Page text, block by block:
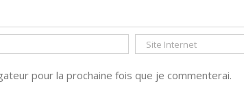
pour la prochaine fois que je commenterai.